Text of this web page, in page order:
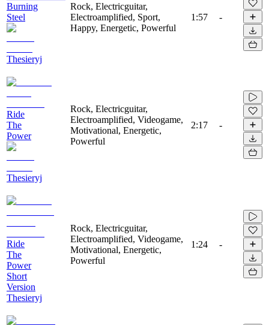
Burning
Steel
Thesieryj
Rock, Electricguitar,
Electroamplified, Sport,
Happy, Energetic, Powerful
1:57 -
Ride
The
Power
Thesieryj
Rock, Electricguitar,
Electroamplified, Videogame,
Motivational, Energetic,
Powerful
2:17 -
Ride
The
Power
Short
Version
Thesieryj
Rock, Electricguitar,
Electroamplified, Videogame,
Motivational, Energetic,
Powerful
1:24 -